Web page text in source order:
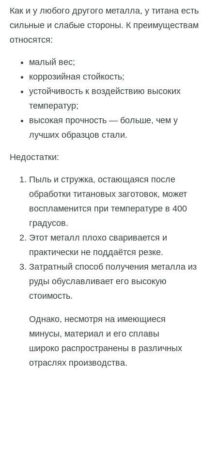
Как и у любого другого металла, у титана есть
сильные и слабые стороны. К преимуществам
относятся:
малый вес;
коррозийная стойкость;
устойчивость к воздействию высоких
температур;
высокая прочность — больше, чем у
лучших образцов стали.
Недостатки:
Пыль и стружка, остающаяся после
обработки титановых заготовок, может
воспламенится при температуре в 400
градусов.
Этот металл плохо сваривается и
практически не поддаётся резке.
Затратный способ получения металла из
руды обуславливает его высокую
стоимость.
Однако, несмотря на имеющиеся
минусы, материал и его сплавы
широко распространены в различных
отраслях производства.